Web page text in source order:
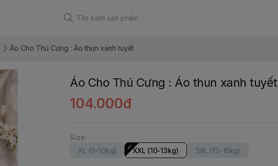
Áo Cho Thú Cưng : Áo thun xanh tuyết
Áo Cho Thú Cưng : Áo thun xanh tuyết
104.000đ
Size:
XL (9-10kg)
XXL (10-13kg) 3XL (13-16kg)